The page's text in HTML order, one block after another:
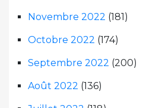
Novembre 2022 (181)
Octobre 2022 (174)
Septembre 2022 (200)
Août 2022 (136)